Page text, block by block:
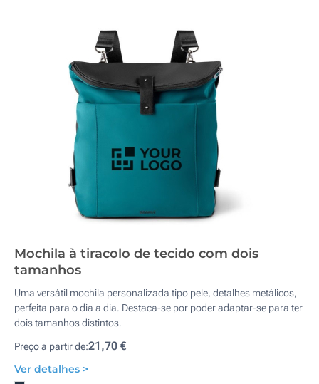
Mochila à tiracolo de tecido com dois
tamanhos
Uma versátil mochila personalizada tipo pele, detalhes metálicos,
perfeita para o dia a dia. Destaca-se por poder adaptar-se para ter
dois tamanhos distintos.
Preço a partir de:21,70 €
Ver detalhes >